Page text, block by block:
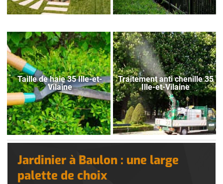
Taille de haie 35 Ille-et-
Vilaine
Traitement anti chenille 35
Ille-et-Vilaine
Jardinier à Baulon : une large
palette de choix